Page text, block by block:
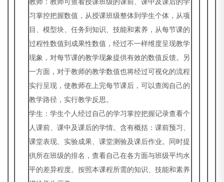
教师：教师可查看授课班级的课前、课中及课后的学
习掌控把握数值，从授课班级整体到学生个体，从项
目、模型块、任务到知识、技能和素养，从每节课的
过程性数值到成果性数值，经过不一样维度呈现教学
现象，对每节课的教学现象提供有效的数值反馈。另
一方面，对于教师的教学数值也将经过可视化的流程
实行呈现，使教师在上完每节课后，可以查阅自己的
教学路径，实行教学反思。
学生：学生个人经过自己的学习掌控把握记录查看个
人课前、课中及课后的学情。含有概括：课前预习、
课堂表现、实验成果、课堂测验及课后作业。同时提
供所在班级的排名，查看自己在各方面与班级平均水
平的差异程度。按照本课程所需的知识、技能和素养